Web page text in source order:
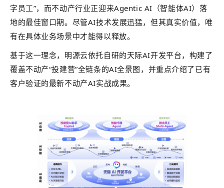
字员工”，而不动产行业正迎来Agentic AI（智能体AI）落
地的最佳窗口期。尽管AI技术发展迅猛，但其真实价值，唯
有在具体业务场景中才能得以释放。
基于这一理念，明源云依托自研的天际AI开发平台，构建了
覆盖不动产“投建营”全链条的AI全景图，并重点介绍了已有
客户验证的最新不动产AI实战成果。